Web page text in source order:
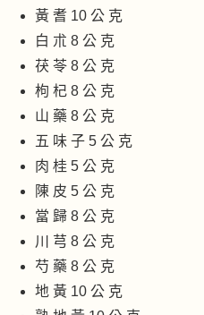
黃 耆 10 公 克
白 朮 8 公 克
茯 苓 8 公 克
枸 杞 8 公 克
山 藥 8 公 克
五 味 子 5 公 克
肉 桂 5 公 克
陳 皮 5 公 克
當 歸 8 公 克
川 芎 8 公 克
芍 藥 8 公 克
地 黃 10 公 克